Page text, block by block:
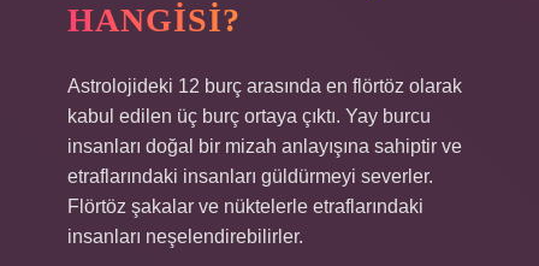
HANGISI?
Astrolojideki 12 burç arasında en flörtöz olarak
kabul edilen üç burç ortaya çıktı. Yay burcu
insanları doğal bir mizah anlayışına sahiptir ve
etraflarındaki insanları güldürmeyi severler.
Flörtöz şakalar ve nüktelerle etraflarındaki
insanları neşelendirebilirler.